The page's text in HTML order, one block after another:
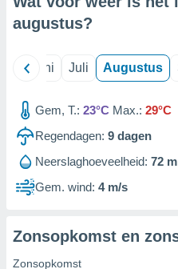
augustus?
Juni Juli Augustus
Gem, T.: 23°C Max.: 29°C
Regendagen: 9 dagen
Neerslaghoeveelheid: 72
Gem. wind: 4 m/s
Zonsopkomst en
Zonsopkomst